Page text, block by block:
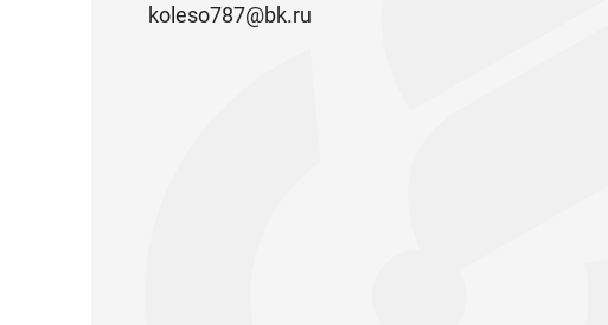
koleso787@bk.ru